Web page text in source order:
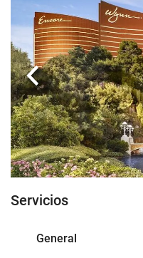
Anterior
Servicios
General